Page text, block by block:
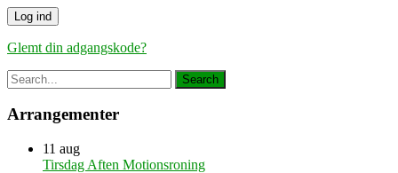
Glemt din adgangskode?
Arrangementer
11 aug
Tirsdag Aften Motionsroning